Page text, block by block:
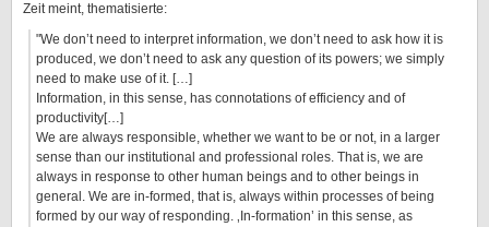
Zeit meint, thematisierte:
"We don’t need to interpret information, we don’t need to ask how it is
produced, we don’t need to ask any question of its powers; we simply
need to make use of it. […]
Information, in this sense, has connotations of efficiency and of
productivity[…]
We are always responsible, whether we want to be or not, in a larger
sense than our institutional and professional roles. That is, we are
always in response to other human beings and to other beings in
general. We are in-formed, that is, always within processes of being
formed by our way of responding. ‚In-formation’ in this sense, as